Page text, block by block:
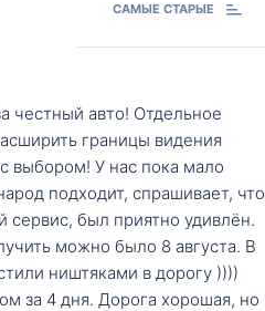
САМЫЕ СТАРЫЕ
честный авто! Отдельное
границы видения
выбором! У нас пока мало
подходит, спрашивает, что
сервис, был приятно удивлён.
можно было 8 августа. В
ништяками в дорогу ))))
за 4 дня. Дорога хорошая, но